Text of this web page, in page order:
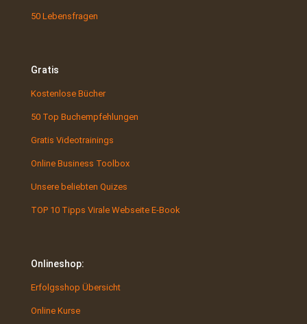
50 Lebensfragen
Gratis
Kostenlose Bücher
50 Top Buchempfehlungen
Gratis Videotrainings
Online Business Toolbox
Unsere beliebten Quizes
TOP 10 Tipps Virale Webseite E-Book
Onlineshop:
Erfolgsshop Übersicht
Online Kurse